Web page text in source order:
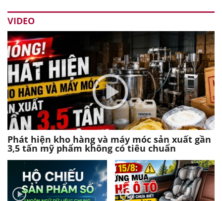
VIDEO
Phát hiện kho hàng và máy móc sản xuất gần
3,5 tấn mỹ phẩm không có tiêu chuẩn